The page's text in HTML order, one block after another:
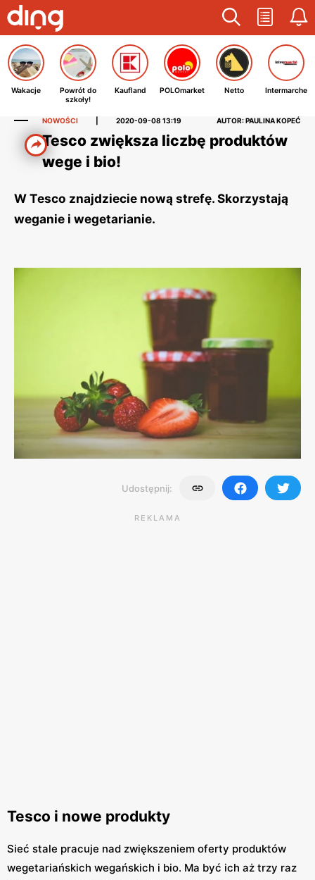
Wakacje
Powrót do
szkoły!
Kaufland POLOmarket Netto Intermarche
NOWOŚCI 2020-09-08 13:19 AUTOR: PAULINA KOPEĆ
Tesco zwiększa liczbę produktów
wege i bio!
W Tesco znajdziecie nową strefę. Skorzystają
weganie i wegetarianie.
Udostępnij:
REKLAMA
Tesco i nowe produkty
Sieć stale pracuje nad zwiększeniem oferty produktów
wegetariańskich wegańskich i bio. Ma być ich aż trzy raz